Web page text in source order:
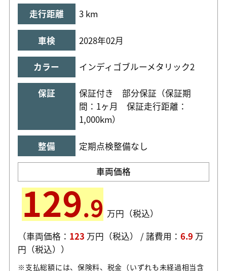
走行距離 3 km
車検 2028年02月
カラー インディゴブルーメタリック2
保証
保証付き 部分保証（保証期
間：1ヶ月保証走行距離：
1,000km）
整備 定期点検整備なし
車両価格
129.9 万円（税込）
（車両価格： 123 万円（税込） / 諸費用：6.9 万
円（税込））
※支払総額には、保険料、税金（いずれも未経過相当含